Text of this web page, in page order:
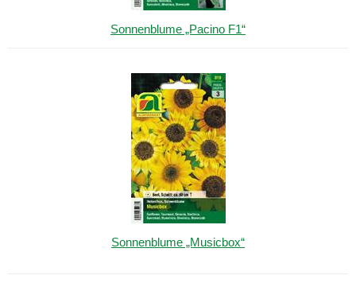
Sonnenblume „Pacino F1“
Sonnenblume „Musicbox“